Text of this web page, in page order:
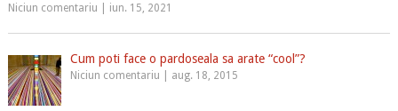
Niciun comentariu iun. 15, 2021
Cum poti face o pardoseala sa arate “cool”?
Niciun comentariu aug. 18, 2015